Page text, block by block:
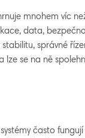
mnohem víc
data,
správné
se na ně
často